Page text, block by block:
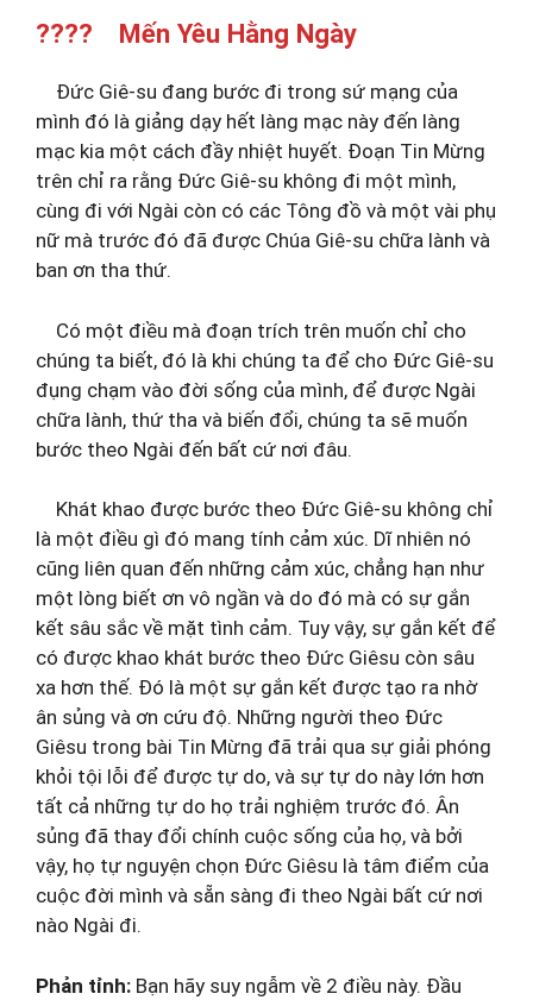
???? Mến Yêu Hằng Ngày
Đức Giê-su đang bước đi trong sứ mạng của
mình đó là giảng dạy hết làng mạc này đến làng
mạc kia một cách đầy nhiệt huyết. Đoạn Tin Mừng
trên chỉ ra rằng Đức Giê-su không đi một mình,
cùng đi với Ngài còn có các Tông đồ và một vài phụ
nữ mà trước đó đã được Chúa Giê-su chữa lành và
ban ơn tha thứ.
Có một điều mà đoạn trích trên muốn chỉ cho
chúng ta biết, đó là khi chúng ta để cho Đức Giê-su
đụng chạm vào đời sống của mình, để được Ngài
chữa lành, thứ tha và biến đổi, chúng ta sẽ muốn
bước theo Ngài đến bất cứ nơi đâu.
Khát khao được bước theo Đức Giê-su không chỉ
là một điều gì đó mang tính cảm xúc. Dĩ nhiên nó
cũng liên quan đến những cảm xúc, chẳng hạn như
một lòng biết ơn vô ngần và do đó mà có sự gắn
kết sâu sắc về mặt tình cảm. Tuy vậy, sự gắn kết để
có được khao khát bước theo Đức Giêsu còn sâu
xa hơn thế. Đó là một sự gắn kết được tạo ra nhờ
ân sủng và ơn cứu độ. Những người theo Đức
Giêsu trong bài Tin Mừng đã trải qua sự giải phóng
khỏi tội lỗi để được tự do, và sự tự do này lớn hơn
tất cả những tự do họ trải nghiệm trước đó. Ân
sủng đã thay đổi chính cuộc sống của họ, và bởi
vậy, họ tự nguyện chọn Đức Giêsu là tâm điểm của
cuộc đời mình và sẵn sàng đi theo Ngài bất cứ nơi
nào Ngài đi.
Phản tỉnh: Bạn hãy suy ngẫm về 2 điều này. Đầu